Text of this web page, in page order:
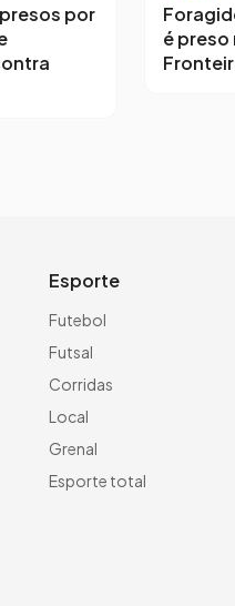
por
é preso
Esporte
Futebol
Futsal
Corridas
Local
Grenal
Esporte total